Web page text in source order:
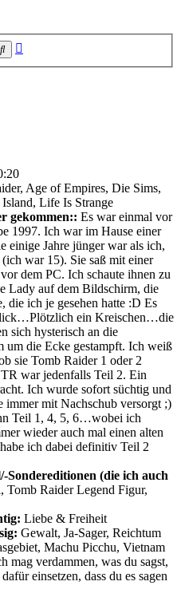
Suche
Age of Empires, Die Sims,
Life Is Strange
gekommen:: Es war einmal vor
1997. Ich war im Hause einer
einige Jahre jünger war als ich,
war 15). Sie saß mit einer
dem PC. Ich schaute ihnen zu
Lady auf dem Bildschirm, die
die ich je gesehen hatte :D Es
ein Kreischen…die
sich hysterisch an die
die Ecke gestampft. Ich weiß
sie Tomb Raider 1 oder 2
war jedenfalls Teil 2. Ein
Ich wurde sofort süchtig und
mit Nachschub versorgt ;)
Teil 1, 4, 5, 6…wobei ich
wieder auch mal einen alten
ich dabei definitiv Teil 2
(die ich auch
Tomb Raider Legend Figur,
Liebe & Freiheit
Gewalt, Ja-Sager, Reichtum
Machu Picchu, Vietnam
mag verdammen, was du sagst,
einsetzen, dass du es sagen